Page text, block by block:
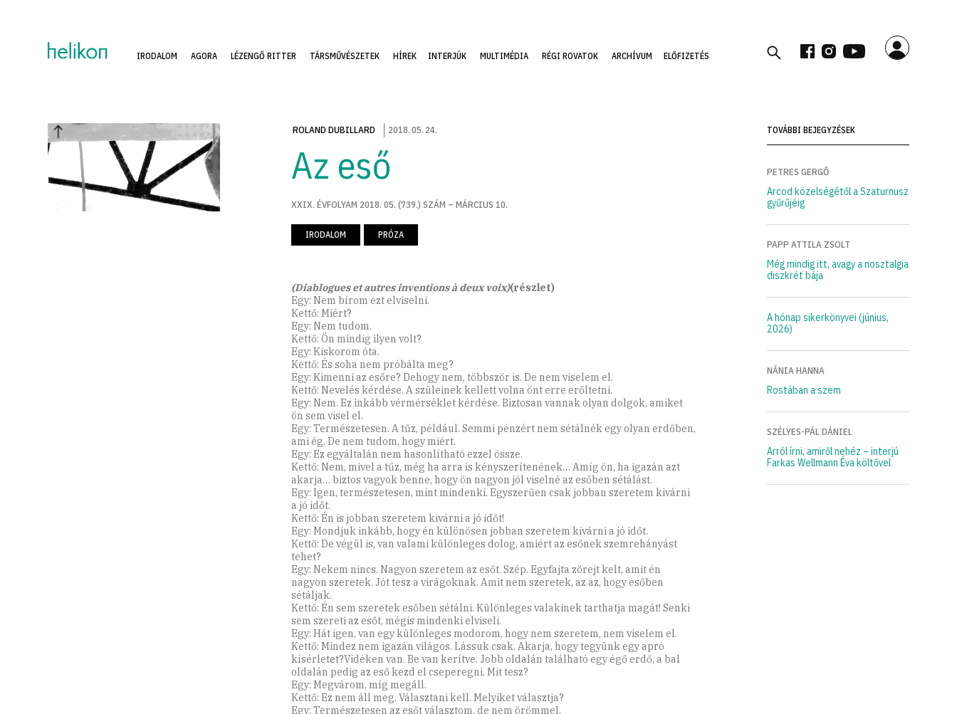
IRODALOM AGORA LÉZENGŐ RITTER TÁRSMŰVÉSZETEK HÍREK INTERJÚK MULTIMÉDIA RÉGI ROVATOK ARCHÍVUM ELŐFIZETÉS
ROLAND DUBILLARD 2018.05. 24.
Az eső
XXIX. ÉVFOLYAM 2018. 05. (739.) SZÁM – MÁRCIUS 10.
IRODALOM PRÓZA
(Diablogues et autres inventions à deux voix)(részlet)
Egy: Nem bírom ezt elviselni.
Kettő: Miért?
Egy: Nem tudom.
Kettő: Ön mindig ilyen volt?
Egy: Kiskorom óta.
Kettő: És soha nem próbálta meg?
Egy: Kimenni az esőre? Dehogy nem, többször is. De nem viselem el.
Kettő: Nevelés kérdése. A szüleinek kellett volna önt erre erőltetni.
Egy: Nem. Ez inkább vérmérséklet kérdése. Biztosan vannak olyan dolgok, amiket
ön sem visel el.
Egy: Természetesen. A tűz, például. Semmi pénzért nem sétálnék egy olyan erdőben,
ami ég. De nem tudom, hogy miért.
Egy: Ez egyáltalán nem hasonlítható ezzel össze.
Kettő: Nem, mivel a tűz, még ha arra is kényszerítenének… Amíg ön, ha igazán azt
akarja… biztos vagyok benne, hogy ön nagyon jól viselné az esőben sétálást.
Egy: Igen, természetesen, mint mindenki. Egyszerűen csak jobban szeretem kivárni
a jó időt.
Kettő: Én is jobban szeretem kivárni a jó időt!
Egy: Mondjuk inkább, hogy én különösen jobban szeretem kivárni a jó időt.
Kettő: De végül is, van valami különleges dolog, amiért az esőnek szemrehányást
tehet?
Egy: Nekem nincs. Nagyon szeretem az esőt. Szép. Egyfajta zörejt kelt, amit én
nagyon szeretek. Jót tesz a virágoknak. Amit nem szeretek, az az, hogy esőben
sétáljak.
Kettő: Én sem szeretek esőben sétálni. Különleges valakinek tarthatja magát! Senki
sem szereti az esőt, mégis mindenki elviseli.
Egy: Hát igen, van egy különleges modorom, hogy nem szeretem, nem viselem el.
Kettő: Mindez nem igazán világos. Lássuk csak. Akarja, hogy tegyünk egy apró
kísérletet?Vidéken van. Be van kerítve. Jobb oldalán található egy égő erdő, a bal
oldalán pedig az eső kezd el cseperegni. Mit tesz?
Egy: Megvárom, míg megáll.
Kettő: Ez nem áll meg. Választani kell. Melyiket választja?
Egy: Természetesen az esőt választom, de nem örömmel.
TOVÁBBI BEJEGYZÉSEK
PETRES GERGŐ
Arcod közelségétől a Szaturnusz
gyűrűjéig
PAPP ATTILA ZSOLT
Még mindig itt, avagy a nosztalgia
diszkrét bája
A hónap sikerkönyvei (június,
2026)
NÁNIA HANNA
Rostában a szem
SZÉLYES-PÁL DÁNIEL
Arról írni, amiről nehéz – interjú
Farkas Wellmann Éva költővel